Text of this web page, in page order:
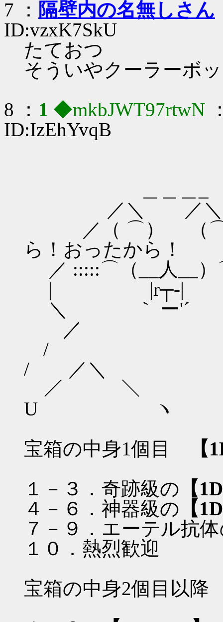
7 ： 隔壁内の名無しさん
ID:vzxK7SkU
たておつ
そういやクーラーボ
8 ： 1 ◆mkbJWT97rtwN
ID:IzEhYvqB
／＼ ／
／（ ⌒） （
ら！おったから！
／ :::::⌒（__人__
| |r┬-
＼ ｀ ー'´
／
/
/ ／＼
／
U ヽ
宝箱の中身1個目
【
１－３．奇跡級の 【
４－６．神器級の 【
７－９．エーテル抗
１０．熱烈歓迎
宝箱の中身2個目以